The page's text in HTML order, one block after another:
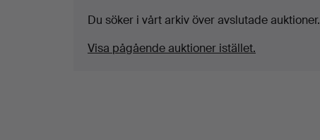
Du söker i vårt arkiv över avslutade auktioner.
Visa pågående auktioner istället.